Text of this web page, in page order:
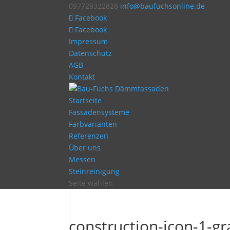
097729322828 info@baufuchsonline.de
Facebook
Facebook
Impressum
Datenschutz
AGB
Kontakt
Startseite
Fassadensysteme
Farbvarianten
Referenzen
Über uns
Messen
Steinreinigung
Seite wählen